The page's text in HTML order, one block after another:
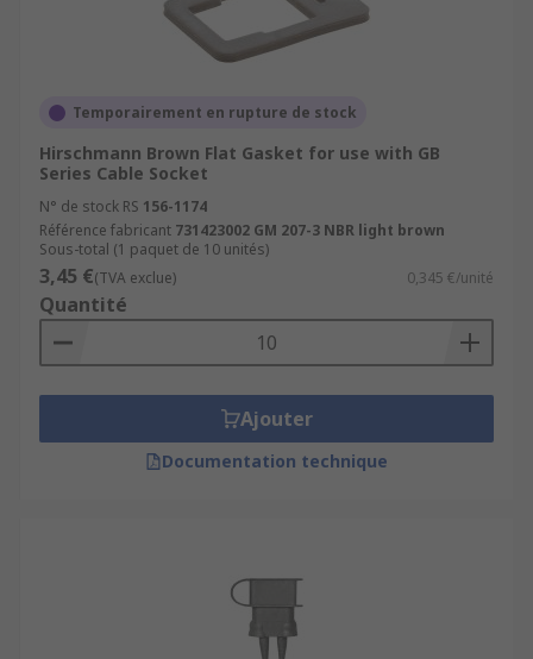
Temporairement en rupture de stock
Hirschmann Brown Flat Gasket for use with GB
Series Cable Socket
N° de stock RS 156-1174
Référence fabricant 731423002 GM 207-3 NBR light brown
Sous-total (1 paquet de 10 unités)
3,45 €(TVA exclue) 0,345 €/unité
Quantité
Ajouter
Documentation technique